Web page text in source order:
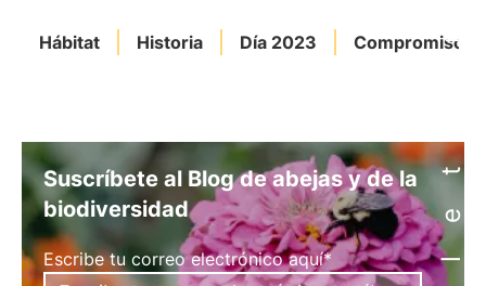
Hábitat Historia Día 2023 Compromiso
Suscríbete al Blog de abejas y de la
biodiversidad
Escribe tu correo electrónico aquí*